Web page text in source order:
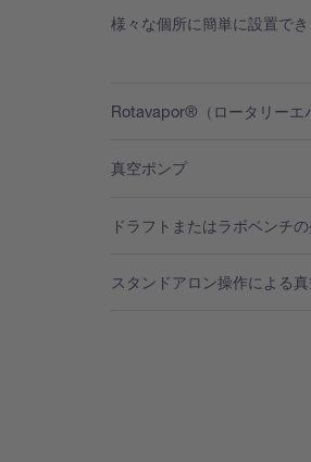
様々な個所に簡単に設置でき
Rotavapor®（ロータリーエ
真空ポンプ
ドラフトまたはラボベンチ
スタンドアロン操作による